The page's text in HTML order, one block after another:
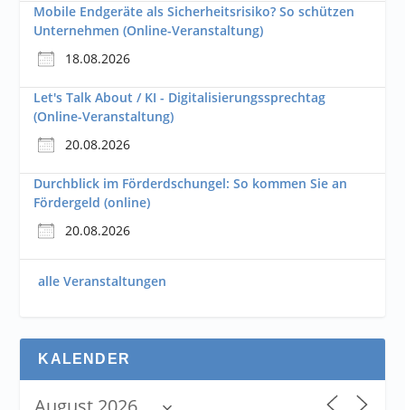
Mobile Endgeräte als Sicherheitsrisiko? So schützen
Unternehmen (Online-Veranstaltung)
18.08.2026
Let's Talk About / KI - Digitalisierungssprechtag
(Online-Veranstaltung)
20.08.2026
Durchblick im Förderdschungel: So kommen Sie an
Fördergeld (online)
20.08.2026
alle Veranstaltungen
KALENDER